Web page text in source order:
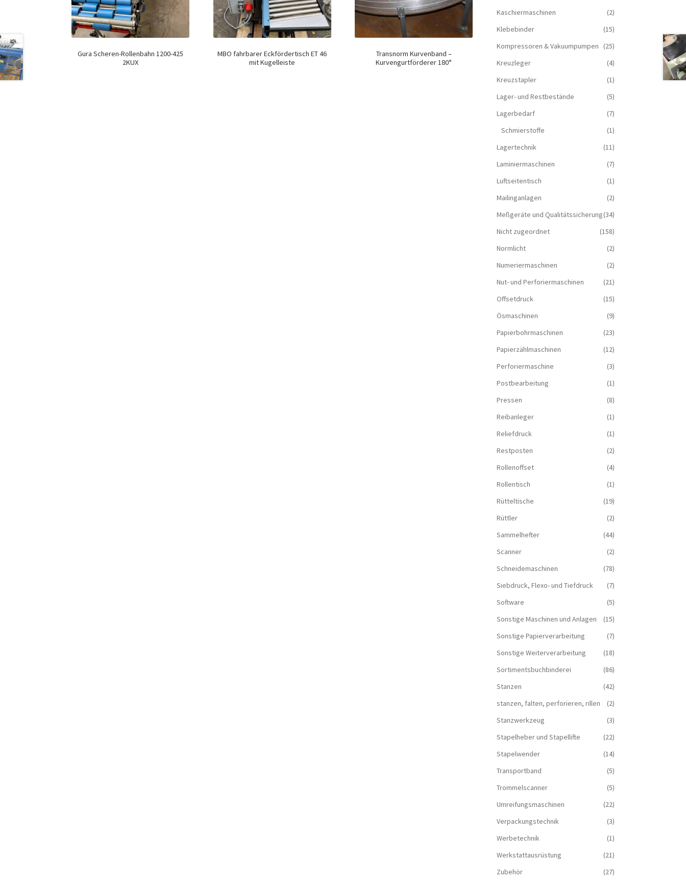
Gura Scheren-Rollenbahn 1200-425
2KUX
MBO fahrbarer Eckfördertisch ET 46
mit Kugelleiste
Transnorm Kurvenband –
Kurvengurtförderer 180°
Kaschiermaschinen
(2)
Klebebinder
(15)
Kompressoren & Vakuum­pumpen
(25)
Kreuzleger
(4)
Kreuzstapler
(1)
Lager- und Restbestände
(5)
Lagerbedarf
(7)
Schmierstoffe
(1)
Lagertechnik
(11)
Laminiermaschinen
(7)
Luftseitentisch
(1)
Mailinganlagen
(2)
Meßgeräte und Qualitätssicherung(34)
Nicht zugeordnet
(158)
Normlicht
(2)
Numeriermaschinen
(2)
Nut- und Perforiermaschinen
(21)
Offsetdruck
(15)
Ösmaschinen
(9)
Papierbohrmaschinen
(23)
Papierzählmaschinen
(12)
Perforiermaschine
(3)
Postbearbeitung
(1)
Pressen
(8)
Reibanleger
(1)
Reliefdruck
(1)
Restposten
(2)
Rollenoffset
(4)
Rollentisch
(1)
Rütteltische
(19)
Rüttler
(2)
Sammelhefter
(44)
Scanner
(2)
Schneidemaschinen
(78)
Siebdruck, Flexo- und Tiefdruck
(7)
Software
(5)
Sonstige Maschinen und Anlagen
(15)
Sonstige Papierverarbeitung
(7)
Sonstige Weiterverarbeitung
(18)
Sortimentsbuchbinderei
(86)
Stanzen
(42)
stanzen, falten, perforieren, rillen
(2)
Stanzwerkzeug
(3)
Stapelheber und Stapellifte
(22)
Stapelwender
(14)
Transportband
(5)
Trommelscanner
(5)
Umreifungsmaschinen
(22)
Verpackungstechnik
(3)
Werbetechnik
(1)
Werkstattausrüstung
(21)
Zubehör
(27)